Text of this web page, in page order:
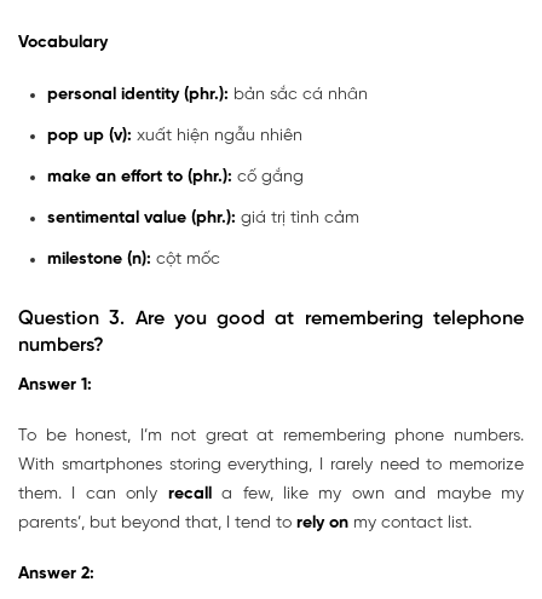
Vocabulary
personal identity (phr.): bản sắc cá nhân
pop up (v): xuất hiện ngẫu nhiên
make an effort to (phr.): cố gắng
sentimental value (phr.): giá trị tình cảm
milestone (n): cột mốc
Question 3. Are you good at remembering telephone
numbers?
Answer 1:
To be honest, I’m not great at remembering phone numbers.
With smartphones storing everything, I rarely need to memorize
them. I can only recall
a few, like my own and maybe my
parents’, but beyond that, I tend to rely on my contact list.
Answer 2: